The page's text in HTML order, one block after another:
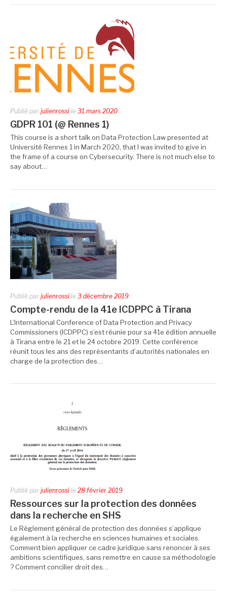
Publié par julienrossi le 31 mars 2020
GDPR 101 (@ Rennes 1)
This course is a short talk on Data Protection Law presented at
Université Rennes 1 in March 2020, that I was invited to give in
the frame of a course on Cybersecurity. There is not much else to
say about…
Publié par julienrossi le 3 décembre 2019
Compte-rendu de la 41e ICDPPC à Tirana
L’International Conference of Data Protection and Privacy
Commissioners (ICDPPC) s’est réunie pour sa 41e édition annuelle
à Tirana entre le 21 et le 24 octobre 2019. Cette conférence
réunit tous les ans des représentants d’autorités nationales en
charge de la protection des…
Publié par julienrossi le 28 février 2019
Ressources sur la protection des données
dans la recherche en SHS
Le Règlement général de protection des données s’applique
également à la recherche en sciences humaines et sociales.
Comment bien appliquer ce cadre juridique sans renoncer à ses
ambitions scientifiques, sans remettre en cause sa méthodologie
? Comment concilier droit des…